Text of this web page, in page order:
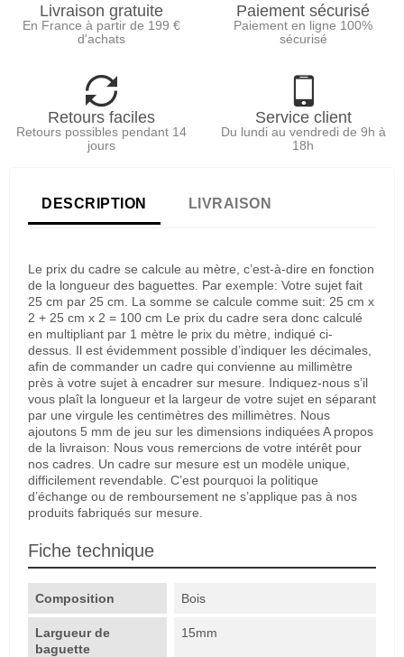
Livraison gratuite
En France à partir de 199 €
d'achats
Paiement sécurisé
Paiement en ligne 100%
sécurisé
Retours faciles
Retours possibles pendant 14
jours
Service client
Du lundi au vendredi de 9h à
18h
DESCRIPTION LIVRAISON
Le prix du cadre se calcule au mètre, c’est-à-dire en fonction
de la longueur des baguettes. Par exemple: Votre sujet fait
25 cm par 25 cm. La somme se calcule comme suit: 25 cm x
2 + 25 cm x 2 = 100 cm Le prix du cadre sera donc calculé
en multipliant par 1 mètre le prix du mètre, indiqué ci-
dessus. Il est évidemment possible d’indiquer les décimales,
afin de commander un cadre qui convienne au millimètre
près à votre sujet à encadrer sur mesure. Indiquez-nous s’il
vous plaît la longueur et la largeur de votre sujet en séparant
par une virgule les centimètres des millimètres. Nous
ajoutons 5 mm de jeu sur les dimensions indiquées A propos
de la livraison: Nous vous remercions de votre intérêt pour
nos cadres. Un cadre sur mesure est un modèle unique,
difficilement revendable. C’est pourquoi la politique
d’échange ou de remboursement ne s’applique pas à nos
produits fabriqués sur mesure.
Fiche technique
Composition Bois
Largueur de
baguette
15mm